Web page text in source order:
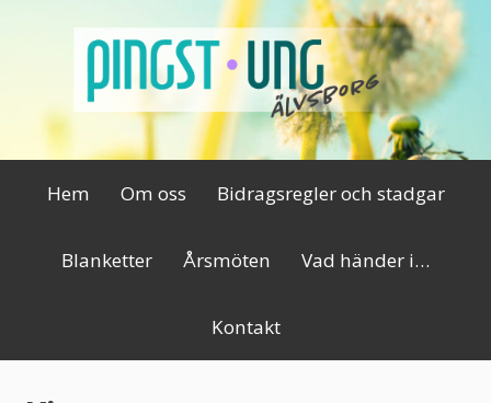
Primär
meny
Hem Om oss Bidragsregler och stadgar
Blanketter Årsmöten Vad händer i…
Kontakt